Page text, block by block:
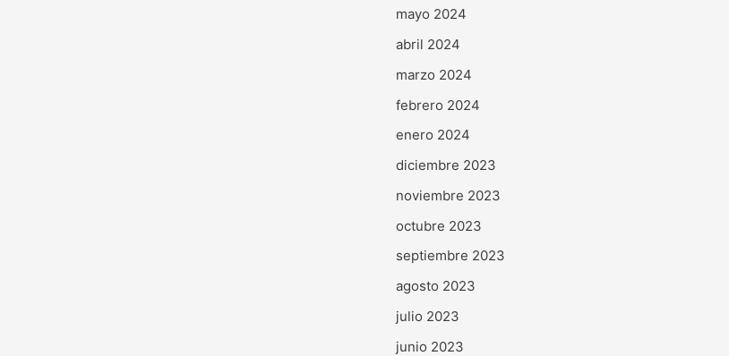
mayo 2024
abril 2024
marzo 2024
febrero 2024
enero 2024
diciembre 2023
noviembre 2023
octubre 2023
septiembre 2023
agosto 2023
julio 2023
junio 2023